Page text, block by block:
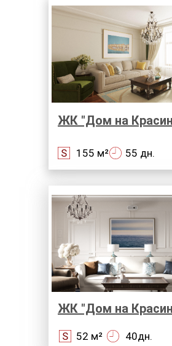
155 м²
ЖК "Дом на
ЖК "Дом на
S 55 дн.
52 м²
S 40дн.